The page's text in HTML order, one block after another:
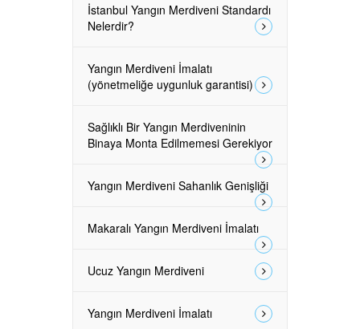
İstanbul Yangın Merdiveni Standardı
Nelerdir?
Yangın Merdiveni İmalatı
(yönetmeliğe uygunluk garantisi)
Sağlıklı Bir Yangın Merdiveninin
Binaya Monta Edilmemesi Gerekiyor
Yangın Merdiveni Sahanlık Genişliği
Makaralı Yangın Merdiveni İmalatı
Ucuz Yangın Merdiveni
Yangın Merdiveni İmalatı